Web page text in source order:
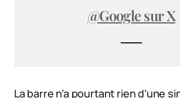
@Google sur X
La barre n’a pourtant rien d’une